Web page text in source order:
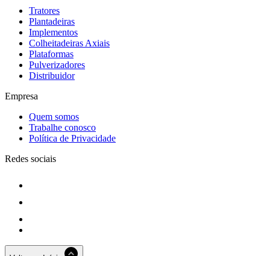
Tratores
Plantadeiras
Implementos
Colheitadeiras Axiais
Plataformas
Pulverizadores
Distribuidor
Empresa
Quem somos
Trabalhe conosco
Política de Privacidade
Redes sociais